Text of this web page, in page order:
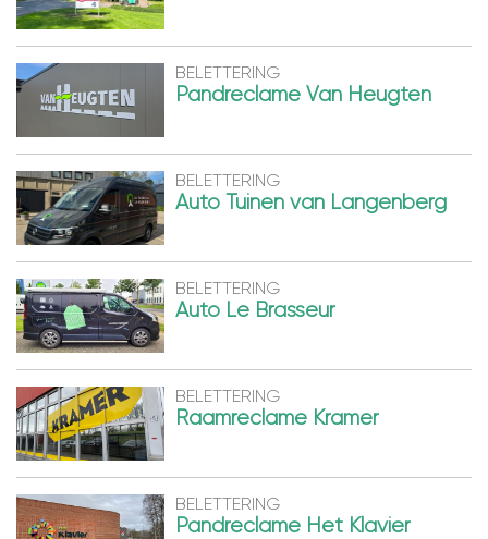
BELETTERING
Pandreclame Van Heugten
BELETTERING
Auto Tuinen van Langenberg
BELETTERING
Auto Le Brasseur
BELETTERING
Raamreclame Kramer
BELETTERING
Pandreclame Het Klavier